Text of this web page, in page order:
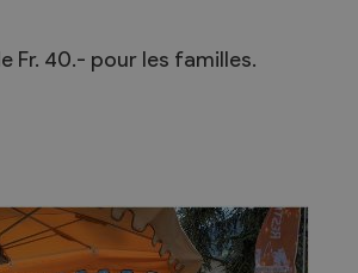
Fr. 40.- pour les familles.